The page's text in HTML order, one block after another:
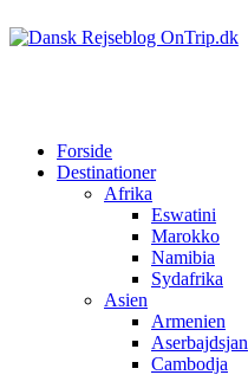
Forside
Destinationer
Afrika
Eswatini
Marokko
Namibia
Sydafrika
Asien
Armenien
Aserbajdsjan
Cambodja